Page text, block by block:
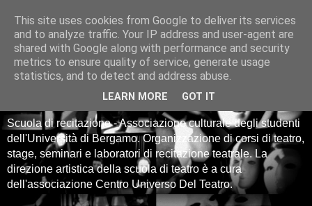
Centro Universitario
Teatrale CUT Bergamo -
scuola di teatro
Scuola di recitazione - Associazione culturale degli studenti
dell'Università di Bergamo. Organizzazione di corsi di teatro,
stage, seminari e laboratori di recitazione teatrale. La
direzione artistica della scuola di teatro è a cura
dell'associazione Centro Universo Del Teatro.
This site uses cookies from Google to deliver its services
and to analyze traffic. Your IP address and user-agent are
shared with Google along with performance and security
metrics to ensure quality of service, generate usage
statistics, and to detect and address abuse.
LEARN MORE GOT IT